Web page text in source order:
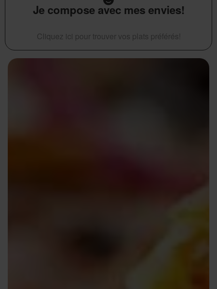
Je compose avec mes envies!
Cliquez ici pour trouver vos plats préférés!